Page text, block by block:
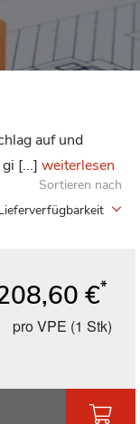
auf und
[...] weiterlesen
Sortieren nach
€*
pro VPE (1 Stk)